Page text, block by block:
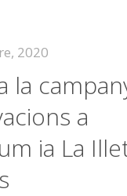
2020
la
a
ia La